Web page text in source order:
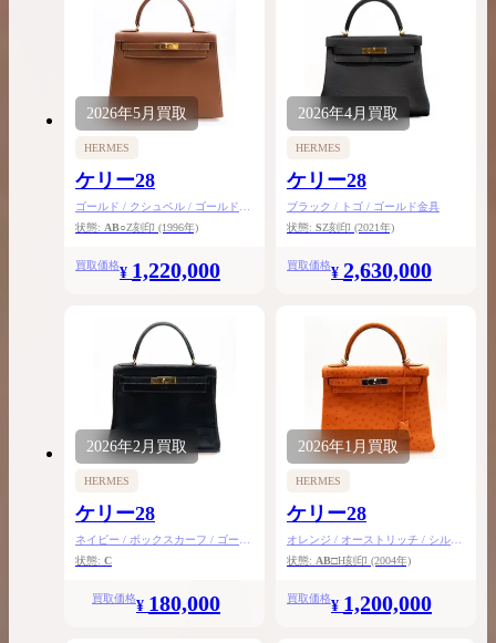
2026年5月買取
HERMES
ケリー28
ゴールド / クシュベル / ゴールド金
具
状態: AB○Z刻印 (1996年)
買取価格¥ 1,220,000
2026年4月買取
HERMES
ケリー28
ブラック / トゴ / ゴールド金具
状態: SZ刻印 (2021年)
買取価格¥ 2,630,000
2026年2月買取
HERMES
ケリー28
ネイビー / ボックスカーフ / ゴール
ド金具
状態: C
買取価格¥ 180,000
2026年1月買取
HERMES
ケリー28
オレンジ / オーストリッチ / シルバ
ー金具
状態: AB□H刻印 (2004年)
買取価格¥ 1,200,000